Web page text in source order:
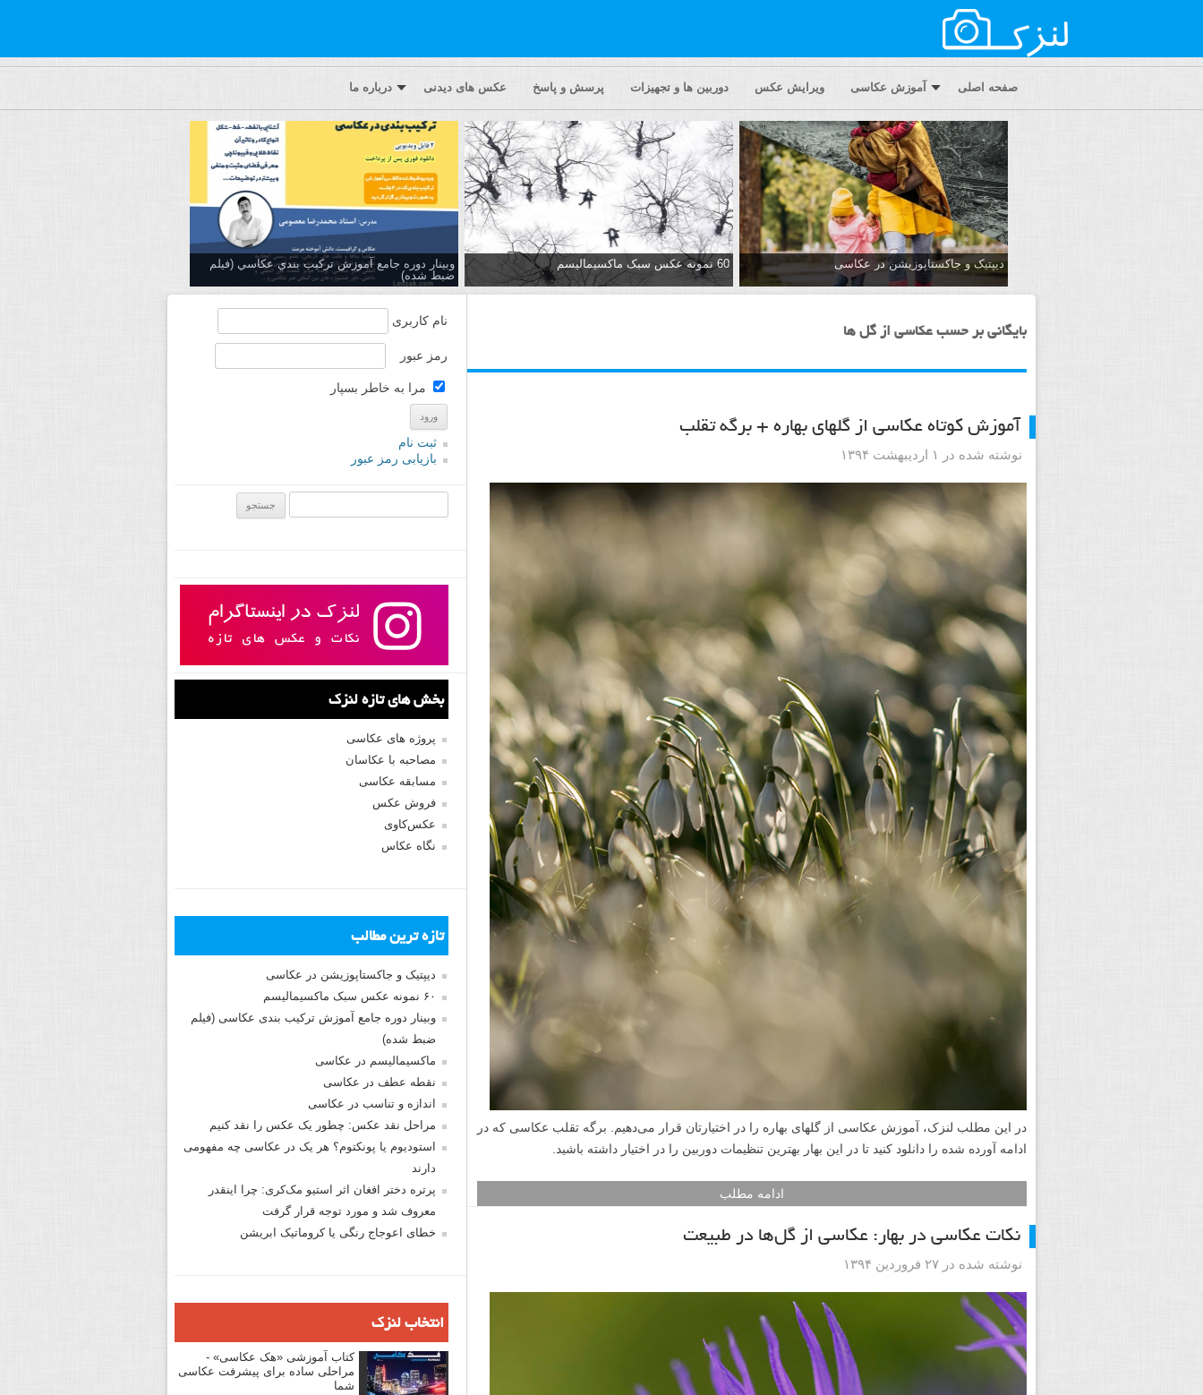
صفحه اصلی آموزش عکاسی ویرایش عکس دوربین ها و تجهیزات پرسش و پاسخ عکس های دیدنی درباره ما
دیپتیک و جاکستا‌پوزیشن در عکاسی 60 نمونه عکس سبک ماکسیمالیسم
وبینار دوره جامع آموزش تركيب بندي عكاسي (فیلم
ضبط شده)
بایگانی بر حسب عکاسی از گل ها
آموزش کوتاه عکاسی از گلهای بهاره + برگه تقلب
نوشته شده در ۱ اردیبهشت ۱۳۹۴
در این مطلب لنزک، آموزش عکاسی از گلهای بهاره را در اختیارتان قرار می‌دهیم. برگه تقلب عکاسی که در
ادامه آورده شده را دانلود کنید تا در این بهار بهترین تنظیمات دوربین را در اختیار داشته باشید.
ادامه مطلب
نکات عکاسی در بهار: عکاسی از گل‌ها در طبیعت
نوشته شده در ۲۷ فروردین ۱۳۹۴
نام کاربری
رمز عبور
مرا به خاطر بسپار
ثبت نام
بازیابی رمز عبور
بخش های تازه لنزک
پروژه های عکاسی
مصاحبه با عکاسان
مسابقه عکاسی
فروش عکس
عکس‌کاوی
نگاه عکاس
تازه ترین مطالب
دیپتیک و جاکستا‌پوزیشن در عکاسی
۶۰ نمونه عکس سبک ماکسیمالیسم
وبینار دوره جامع آموزش ترکیب بندی عکاسی (فیلم
ضبط شده)
ماکسیمالیسم در عکاسی
نقطه عطف در عکاسی
اندازه و تناسب در عکاسی
مراحل نقد عکس: چطور یک عکس را نقد کنیم
استودیوم یا پونکتوم؟ هر یک در عکاسی چه مفهومی
دارند
پرتره دختر افغان اثر استیو مک‌کری: چرا اینقدر
معروف شد و مورد توجه قرار گرفت
خطای اعوجاج رنگی یا کروماتیک ابریشن
انتخاب لنزک
کتاب آموزشی «هک عکاسی» -
مراحلی ساده برای پیشرفت عکاسی
شما